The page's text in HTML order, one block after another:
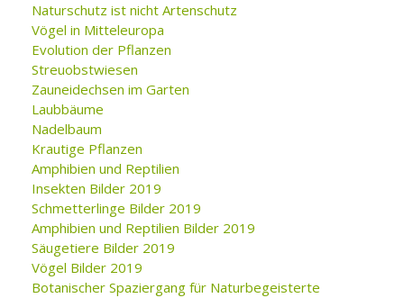
Naturschutz ist nicht Artenschutz
Vögel in Mitteleuropa
Evolution der Pflanzen
Streuobstwiesen
Zauneidechsen im Garten
Laubbäume
Nadelbaum
Krautige Pflanzen
Amphibien und Reptilien
Insekten Bilder 2019
Schmetterlinge Bilder 2019
Amphibien und Reptilien Bilder 2019
Säugetiere Bilder 2019
Vögel Bilder 2019
Botanischer Spaziergang für Naturbegeisterte